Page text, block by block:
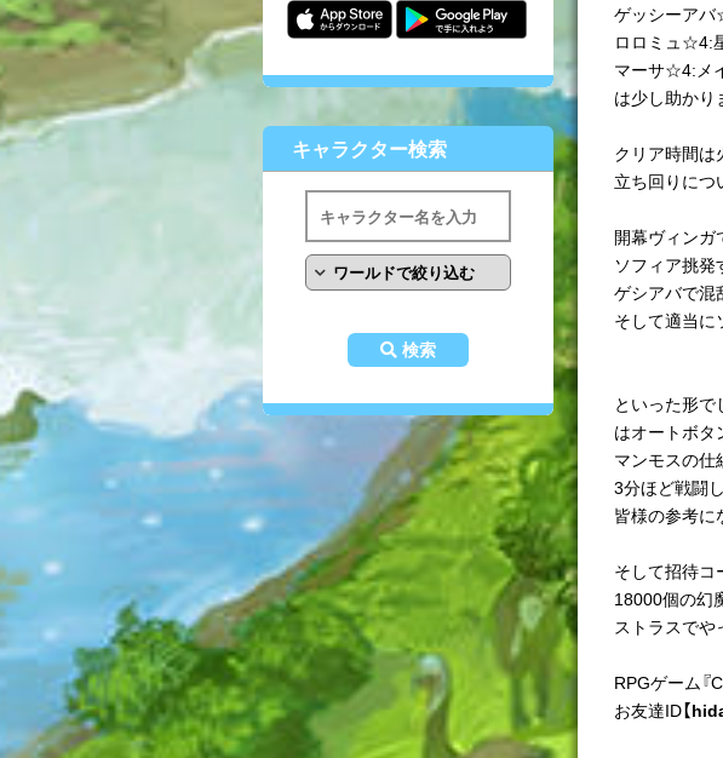
キャラクター検索
検索
ゲッシーア
ロロミュ☆4:
マーサ☆4:メ
は少し助かり
クリア時間は
立ち回りにつ
開幕ヴィンガ
ソフィア挑発
ゲシアバで混
そして適当に
といった形で
はオートボタ
マンモスの仕
3分ほど戦闘
皆様の参考に
そして招待コ
18000個の幻
ストラスでや
RPGゲーム『
お友達ID【